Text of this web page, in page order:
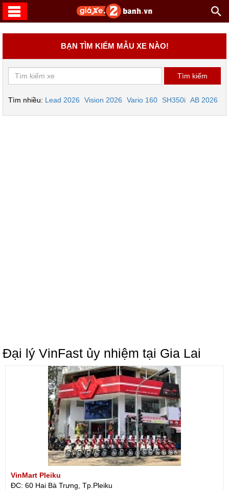
BẠN TÌM KIẾM MẪU XE NÀO!
Tìm nhiều: Lead 2026 Vision 2026 Vario 160 SH350i AB 2026
Đại lý VinFast ủy nhiệm tại Gia Lai
VinMart Pleiku
ĐC: 60 Hai Bà Trưng, Tp.Pleiku